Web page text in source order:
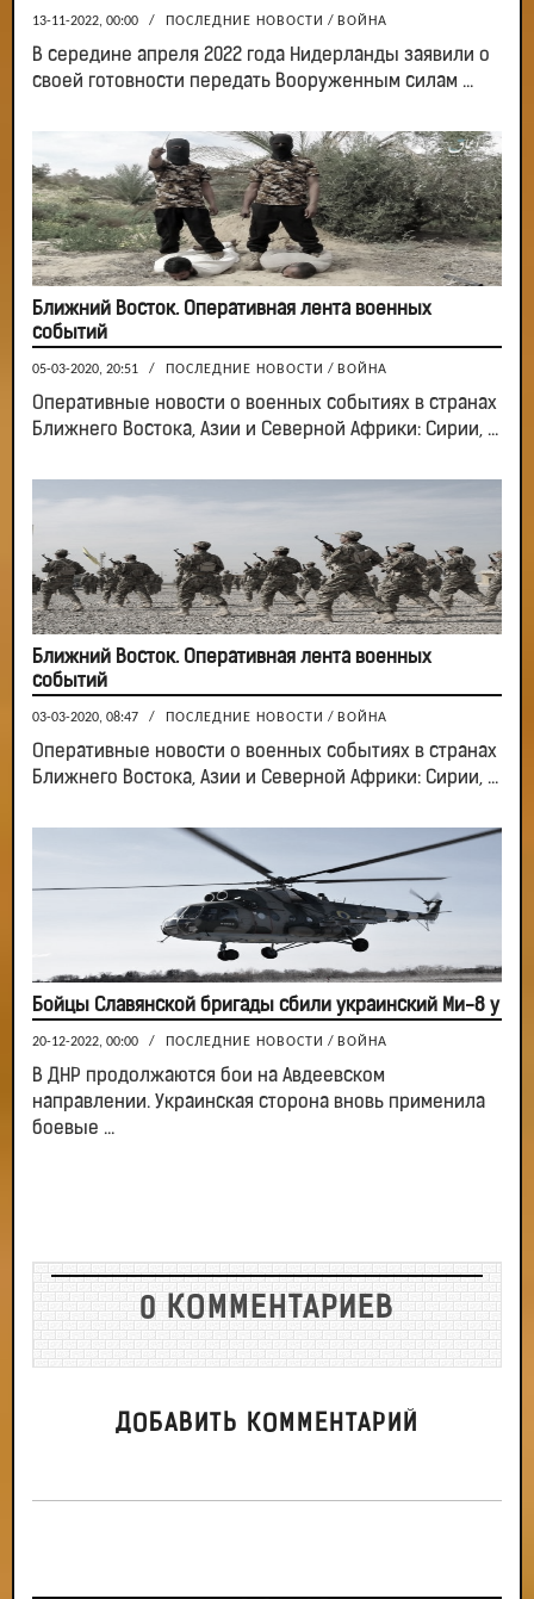
13-11-2022, 00:00 / ПОСЛЕДНИЕ НОВОСТИ / ВОЙНА
В середине апреля 2022 года Нидерланды заявили о
своей готовности передать Вооруженным силам ...
Ближний Восток. Оперативная лента военных
событий
05-03-2020, 20:51 / ПОСЛЕДНИЕ НОВОСТИ / ВОЙНА
Оперативные новости о военных событиях в странах
Ближнего Востока, Азии и Северной Африки: Сирии, ...
Ближний Восток. Оперативная лента военных
событий
03-03-2020, 08:47 / ПОСЛЕДНИЕ НОВОСТИ / ВОЙНА
Оперативные новости о военных событиях в странах
Ближнего Востока, Азии и Северной Африки: Сирии, ...
Бойцы Славянской бригады сбили украинский Ми-8 у
20-12-2022, 00:00 / ПОСЛЕДНИЕ НОВОСТИ / ВОЙНА
В ДНР продолжаются бои на Авдеевском
направлении. Украинская сторона вновь применила
боевые ...
0 КОММЕНТАРИЕВ
ДОБАВИТЬ КОММЕНТАРИЙ